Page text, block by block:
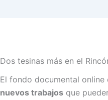
Dos tesinas más en el
El fondo documental online
nuevos trabajos que